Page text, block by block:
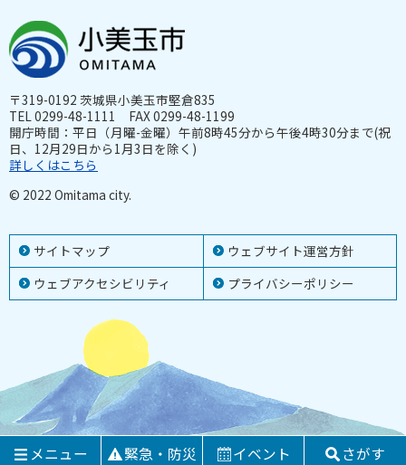
サイトマップ
ウェブサイト運営方針
ウェブアクセシビリティ
プライバシーポリシー
〒319-0192 茨城県小美玉市堅倉835
TEL 0299-48-1111 FAX 0299-48-1199
開庁時間：平日（月曜-金曜）午前8時45分から午後4時30分まで(祝
日、12月29日から1月3日を除く)
詳しくはこちら
© 2022 Omitama city.
メニュー 緊急・防災 イベント さがす